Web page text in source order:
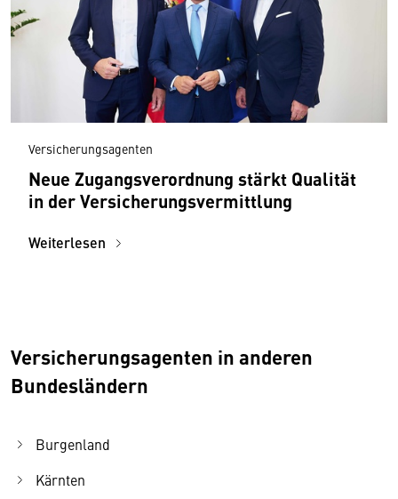
Versicherungsagenten
Neue Zugangsverordnung stärkt Qualität
in der Versicherungsvermittlung
Weiterlesen
Versicherungsagenten in anderen
Bundesländern
Burgenland
Kärnten